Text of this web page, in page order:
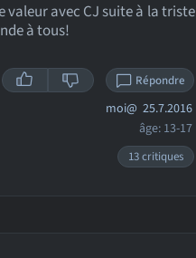
valeur avec CJ suite à la triste
à tous!
Répondre
moi@ 25.7.2016
âge: 13-17
13 critiques